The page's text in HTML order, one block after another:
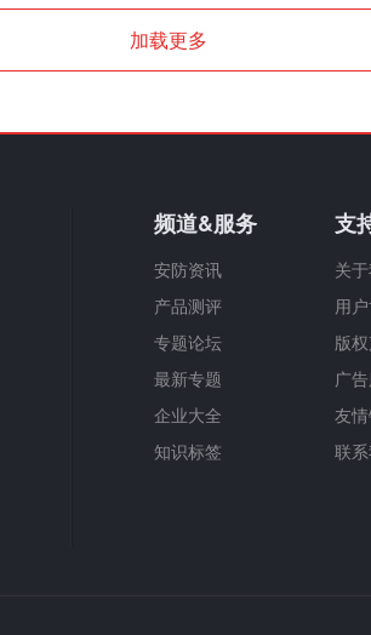
加载更多
频道&服务
安防资讯
产品测评
专题论坛
最新专题
企业大全
知识标签
支
关
用
版
广
友
联